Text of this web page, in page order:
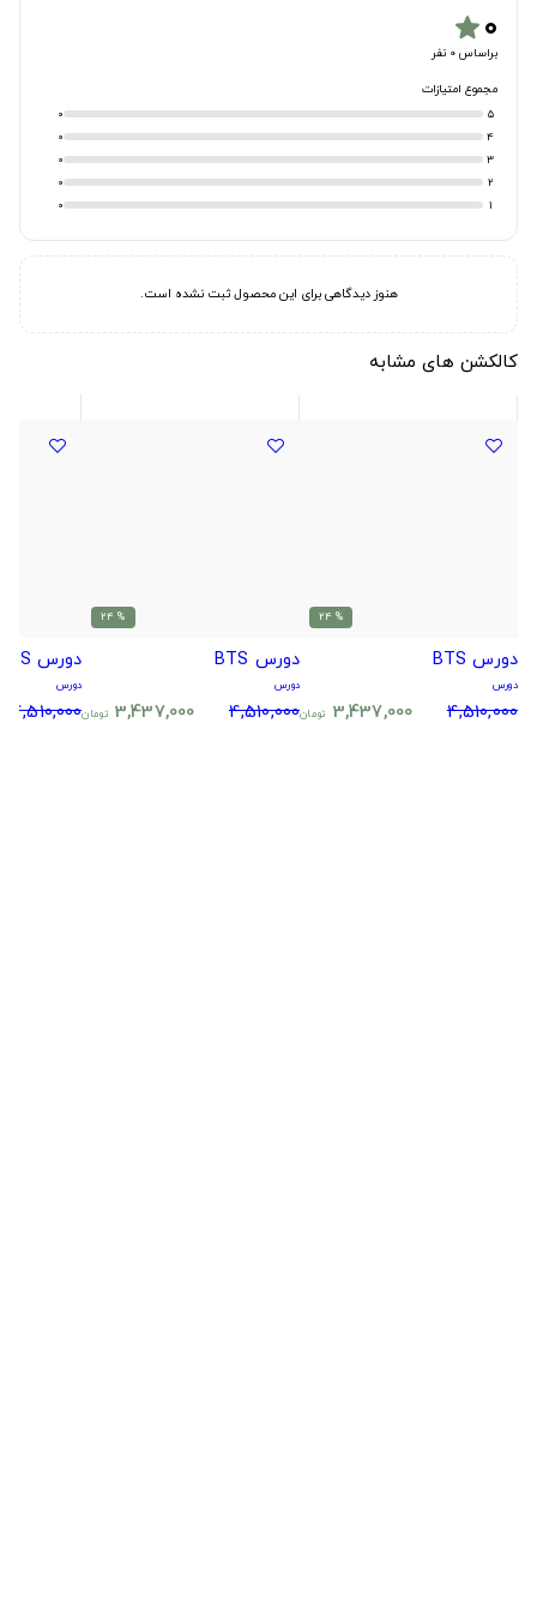
۰star
براساس 0 نفر
مجموع امتیازات
5
0
4
0
3
0
2
0
1
0
هنوز دیدگاهی برای این محصول ثبت نشده است.
کالکشن های مشابه
% 24
دورس BTS
دورس
4,510,000
3,437,000 تومان
% 24
دورس BTS
دورس
4,510,000
3,437,000 تومان
دورس BTS
دورس
4,510,000